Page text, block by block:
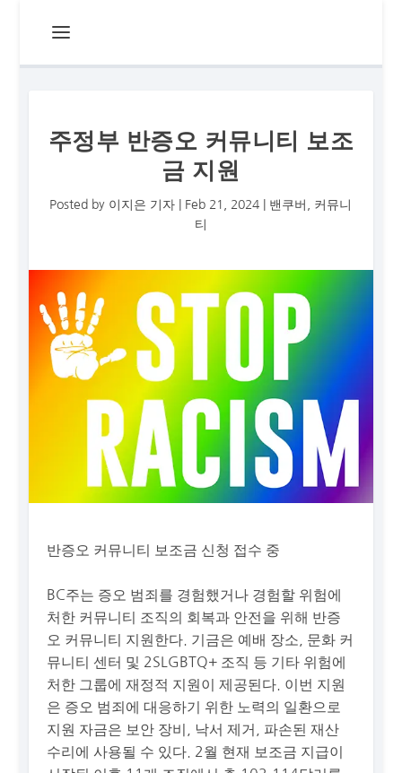
주정부 반증오 커뮤니티 보조
금 지원
Posted by 이지은 기자 Feb 21, 2024 밴쿠버
커뮤니
티
반증오 커뮤니티 보조금 신청 접수 중
BC주는 증오 범죄를 경험했거나 경험할 위험에
처한 커뮤니티 조직의 회복과 안전을 위해 반증
오 커뮤니티 지원한다. 기금은 예배 장소, 문화 커
뮤니티 센터 및 2SLGBTQ+ 조직 등 기타 위험에
처한 그룹에 재정적 지원이 제공된다. 이번 지원
은 증오 범죄에 대응하기 위한 노력의 일환으로
지원 자금은 보안 장비, 낙서 제거, 파손된 재산
수리에 사용될 수 있다. 2월 현재 보조금 지급이